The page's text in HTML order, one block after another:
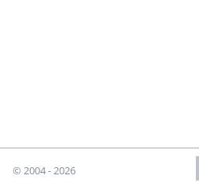
© 2004 - 2026